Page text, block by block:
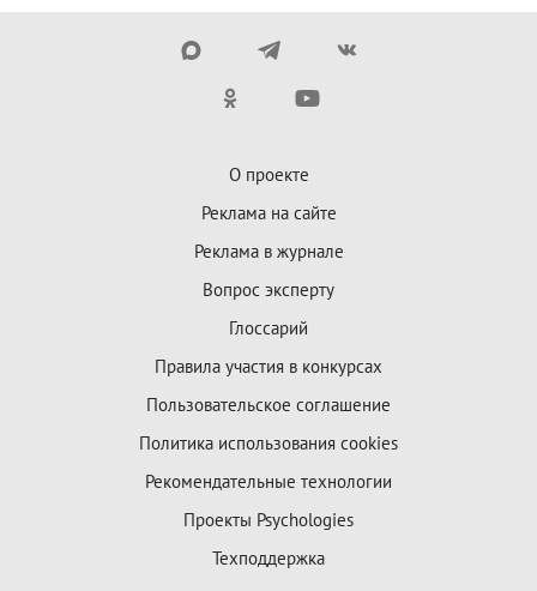
О проекте
Реклама на сайте
Реклама в журнале
Вопрос эксперту
Глоссарий
Правила участия в конкурсах
Пользовательское соглашение
Политика использования cookies
Рекомендательные технологии
Проекты Psychologies
Техподдержка